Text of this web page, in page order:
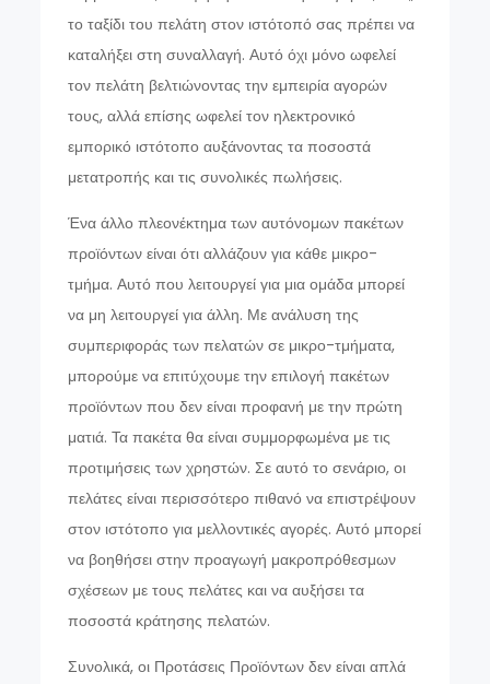
το ταξίδι του πελάτη στον ιστότοπό σας πρέπει να
καταλήξει στη συναλλαγή. Αυτό όχι μόνο ωφελεί
τον πελάτη βελτιώνοντας την εμπειρία αγορών
τους, αλλά επίσης ωφελεί τον ηλεκτρονικό
εμπορικό ιστότοπο αυξάνοντας τα ποσοστά
μετατροπής και τις συνολικές πωλήσεις.
Ένα άλλο πλεονέκτημα των αυτόνομων πακέτων
προϊόντων είναι ότι αλλάζουν για κάθε μικρο-
τμήμα. Αυτό που λειτουργεί για μια ομάδα μπορεί
να μη λειτουργεί για άλλη. Με ανάλυση της
συμπεριφοράς των πελατών σε μικρο-τμήματα,
μπορούμε να επιτύχουμε την επιλογή πακέτων
προϊόντων που δεν είναι προφανή με την πρώτη
ματιά. Τα πακέτα θα είναι συμμορφωμένα με τις
προτιμήσεις των χρηστών. Σε αυτό το σενάριο, οι
πελάτες είναι περισσότερο πιθανό να επιστρέψουν
στον ιστότοπο για μελλοντικές αγορές. Αυτό μπορεί
να βοηθήσει στην προαγωγή μακροπρόθεσμων
σχέσεων με τους πελάτες και να αυξήσει τα
ποσοστά κράτησης πελατών.
Συνολικά, οι Προτάσεις Προϊόντων δεν είναι απλά